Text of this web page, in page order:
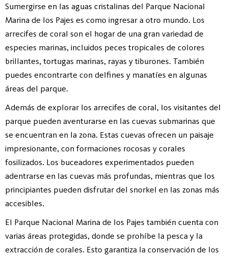
Sumergirse en las aguas cristalinas del Parque Nacional
Marina de los Pajes es como ingresar a otro mundo. Los
arrecifes de coral son el hogar de una gran variedad de
especies marinas, incluidos peces tropicales de colores
brillantes, tortugas marinas, rayas y tiburones. También
puedes encontrarte con delfines y manatíes en algunas
áreas del parque.
Además de explorar los arrecifes de coral, los visitantes del
parque pueden aventurarse en las cuevas submarinas que
se encuentran en la zona. Estas cuevas ofrecen un paisaje
impresionante, con formaciones rocosas y corales
fosilizados. Los buceadores experimentados pueden
adentrarse en las cuevas más profundas, mientras que los
principiantes pueden disfrutar del snorkel en las zonas más
accesibles.
El Parque Nacional Marina de los Pajes también cuenta con
varias áreas protegidas, donde se prohíbe la pesca y la
extracción de corales. Esto garantiza la conservación de los